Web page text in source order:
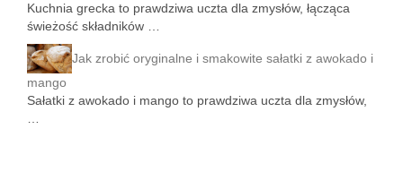
Kuchnia grecka to prawdziwa uczta dla zmysłów, łącząca
świeżość składników …
Jak zrobić oryginalne i smakowite sałatki z awokado i
mango
Sałatki z awokado i mango to prawdziwa uczta dla zmysłów,
…